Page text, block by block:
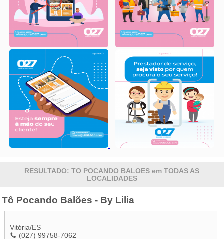
RESULTADO: TO POCANDO BALOES em TODAS AS
LOCALIDADES
Tô Pocando Balões - By Lilia
Vitória/ES
(027) 99758-7062